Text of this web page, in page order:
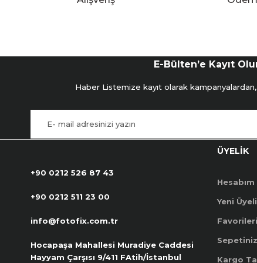
E-Bülten’e Kayıt
Haber Listemize kayıt olarak
+90 0212 526 87 43
+90 0212 511 23 00
info@fotofix.com.tr
Hocapaşa Mahallesi Muradiye Caddesi
Hayyam Çarşısı 9/411 FAtih/İstanbul
ÜYELİK
Hesabım
Yeni
Sepetiniz
Kargo